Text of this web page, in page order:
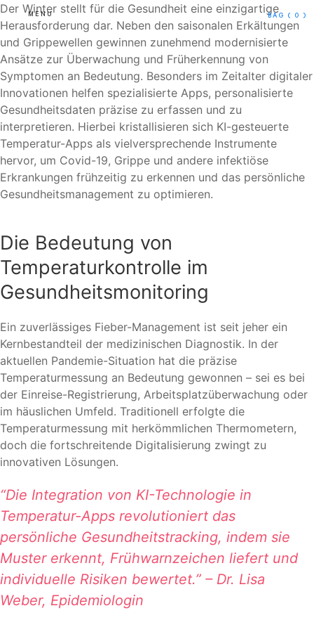
MENU BAG ( 0 )
Der Winter stellt für die Gesundheit eine einzigartige
Herausforderung dar. Neben den saisonalen Erkältungen
und Grippewellen gewinnen zunehmend modernisierte
Ansätze zur Überwachung und Früherkennung von
Symptomen an Bedeutung. Besonders im Zeitalter digitaler
Innovationen helfen spezialisierte Apps, personalisierte
Gesundheitsdaten präzise zu erfassen und zu
interpretieren. Hierbei kristallisieren sich KI-gesteuerte
Temperatur-Apps als vielversprechende Instrumente
hervor, um Covid-19, Grippe und andere infektiöse
Erkrankungen frühzeitig zu erkennen und das persönliche
Gesundheitsmanagement zu optimieren.
Die Bedeutung von
Temperaturkontrolle im
Gesundheitsmonitoring
Ein zuverlässiges Fieber-Management ist seit jeher ein
Kernbestandteil der medizinischen Diagnostik. In der
aktuellen Pandemie-Situation hat die präzise
Temperaturmessung an Bedeutung gewonnen – sei es bei
der Einreise-Registrierung, Arbeitsplatzüberwachung oder
im häuslichen Umfeld. Traditionell erfolgte die
Temperaturmessung mit herkömmlichen Thermometern,
doch die fortschreitende Digitalisierung zwingt zu
innovativen Lösungen.
“Die Integration von KI-Technologie in
Temperatur-Apps revolutioniert das
persönliche Gesundheitstracking, indem sie
Muster erkennt, Frühwarnzeichen liefert und
individuelle Risiken bewertet.” – Dr. Lisa
Weber, Epidemiologin